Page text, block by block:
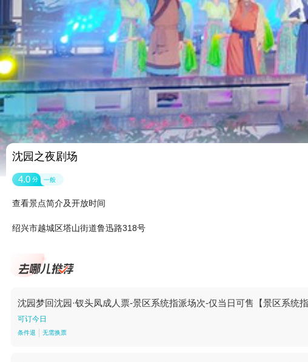
沈园之夜剧场
4.0 分 一般
查看景点简介及开放时间
绍兴市越城区塔山街道鲁迅路318号
沈园梦回沈园·钗头凤成人票-景区系统指派场次-仅当日可售【景区系统指
可订今日
条件退 无需换票